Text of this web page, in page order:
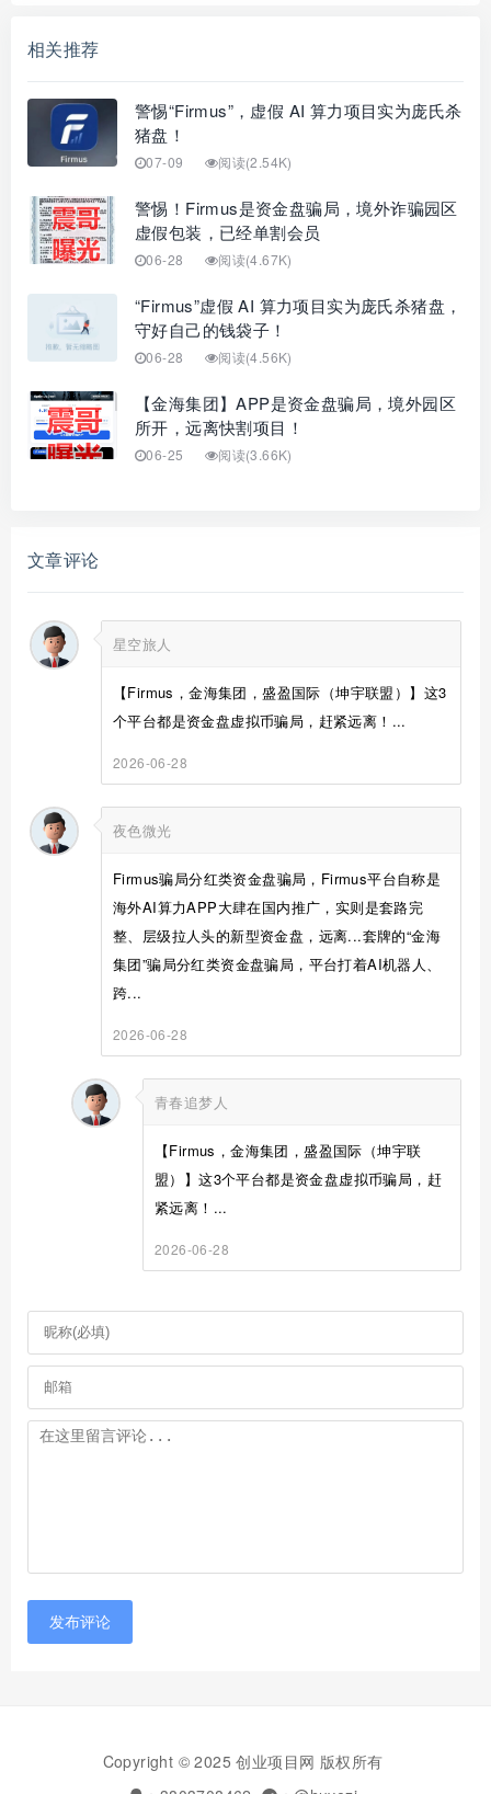
相关推荐
警惕“Firmus”，虚假 AI 算力项目实为庞氏杀
猪盘！
07-09 阅读(2.54K)
警惕！Firmus是资金盘骗局，境外诈骗园区
虚假包装，已经单割会员
06-28 阅读(4.67K)
“Firmus”虚假 AI 算力项目实为庞氏杀猪盘，
守好自己的钱袋子！
06-28 阅读(4.56K)
【金海集团】APP是资金盘骗局，境外园区
所开，远离快割项目！
06-25 阅读(3.66K)
文章评论
星空旅人
【Firmus，金海集团，盛盈国际（坤宇联盟）】这3
个平台都是资金盘虚拟币骗局，赶紧远离！...
2026-06-28
夜色微光
Firmus骗局分红类资金盘骗局，Firmus平台自称是
海外AI算力APP大肆在国内推广，实则是套路完
整、层级拉人头的新型资金盘，远离...套牌的“金海
集团”骗局分红类资金盘骗局，平台打着AI机器人、
跨...
2026-06-28
青春追梦人
【Firmus，金海集团，盛盈国际（坤宇联
盟）】这3个平台都是资金盘虚拟币骗局，赶
紧远离！...
2026-06-28
发布评论
Copyright © 2025 创业项目网 版权所有